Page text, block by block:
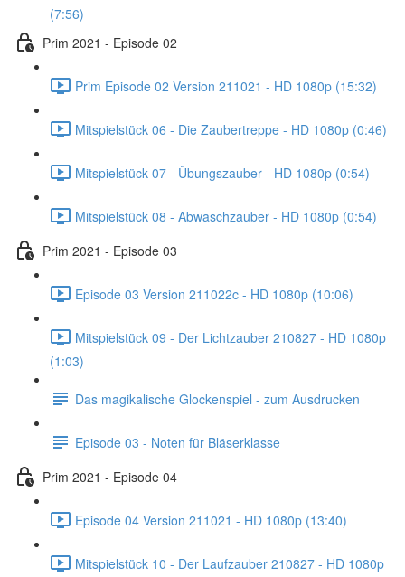
(7:56)
Prim 2021 - Episode 02
Prim Episode 02 Version 211021 - HD 1080p (15:32)
Mitspielstück 06 - Die Zaubertreppe - HD 1080p (0:46)
Mitspielstück 07 - Übungszauber - HD 1080p (0:54)
Mitspielstück 08 - Abwaschzauber - HD 1080p (0:54)
Prim 2021 - Episode 03
Episode 03 Version 211022c - HD 1080p (10:06)
Mitspielstück 09 - Der Lichtzauber 210827 - HD 1080p
(1:03)
Das magikalische Glockenspiel - zum Ausdrucken
Episode 03 - Noten für Bläserklasse
Prim 2021 - Episode 04
Episode 04 Version 211021 - HD 1080p (13:40)
Mitspielstück 10 - Der Laufzauber 210827 - HD 1080p